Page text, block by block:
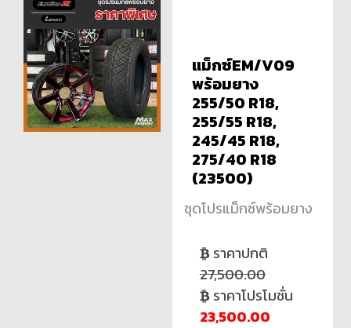
แม็กซ์EM/V09
พร้อมยาง
255/50 R18,
255/55 R18,
245/45 R18,
275/40 R18
(23500)
ชุดโปรแม็กซ์พร้อมยาง
ราคาปกติ
27,500.00
ราคาโปรโมชั่น
23,500.00